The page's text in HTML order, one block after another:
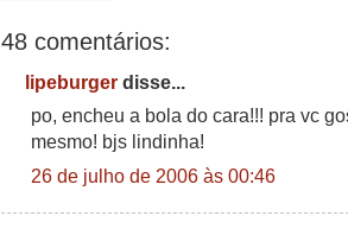
48 comentários:
lipeburger disse...
po, encheu a bola do cara!!! pra vc
mesmo! bjs lindinha!
26 de julho de 2006 às 00:46